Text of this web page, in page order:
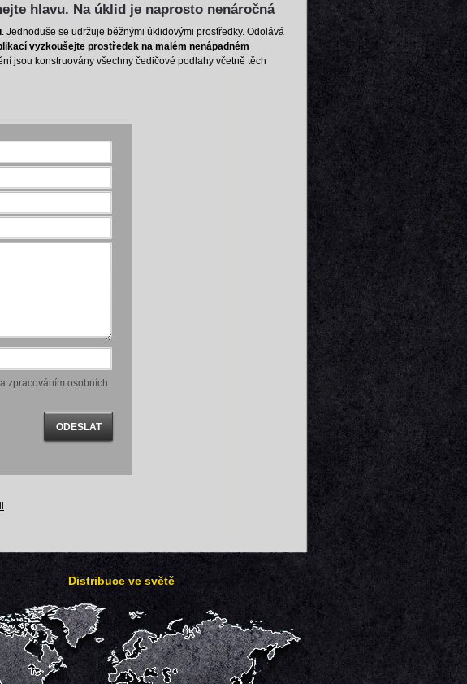
hlavu. Na úklid je naprosto nenáročná
. Jednoduše se udržuje běžnými úklidovými prostředky. Odolává
vyzkoušejte prostředek na malém nenápadném
jsou konstruovány všechny čedičové podlahy včetně těch
zpracováním osobních
Distribuce ve světě